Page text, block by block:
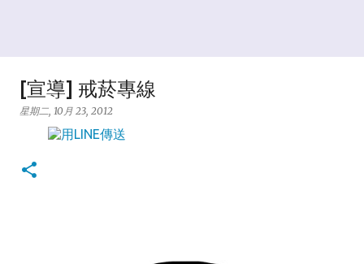
[宣導] 戒菸專線
星期二, 10月 23, 2012